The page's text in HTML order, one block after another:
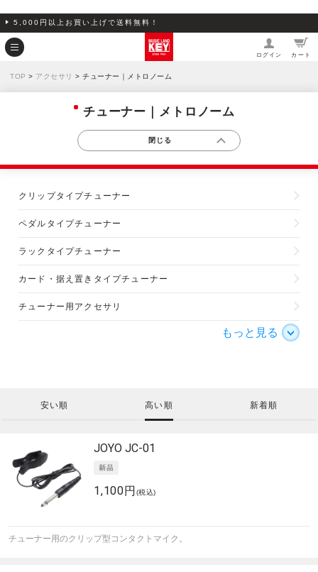
5,000円以上お買い上げで送料無料！
ログイン カート
TOP > アクセサリ > チューナー｜メトロノーム
チューナー｜メトロノーム
クリップタイプチューナー
ペダルタイプチューナー
ラックタイプチューナー
カード・据え置きタイプチューナー
チューナー用アクセサリ
もっと見る
安い順 高い順 新着順
JOYO JC-01
1,100円 (税込)
チューナー用のクリップ型コンタクトマイク。